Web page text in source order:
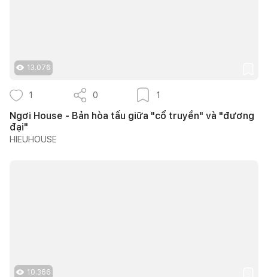
13.076
1 0 1
Ngơi House - Bản hòa tấu giữa "cổ truyền" và "đương
đại"
HIEUHOUSE
10.366